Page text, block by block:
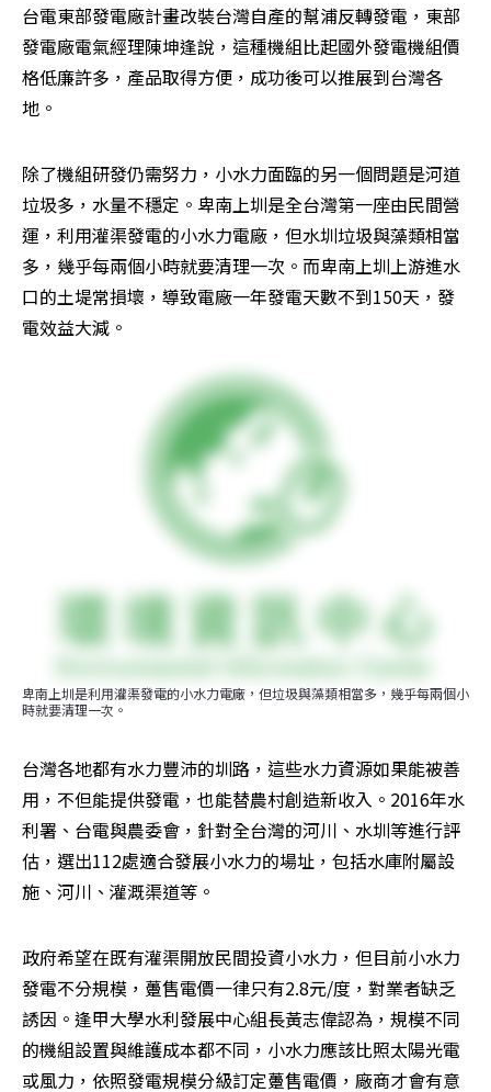
台電東部發電廠計畫改裝台灣自產的幫浦反轉發電，東部
發電廠電氣經理陳坤逢說，這種機組比起國外發電機組價
格低廉許多，產品取得方便，成功後可以推展到台灣各
地。
除了機組研發仍需努力，小水力面臨的另一個問題是河道
垃圾多，水量不穩定。卑南上圳是全台灣第一座由民間營
運，利用灌渠發電的小水力電廠，但水圳垃圾與藻類相當
多，幾乎每兩個小時就要清理一次。而卑南上圳上游進水
口的土堤常損壞，導致電廠一年發電天數不到150天，發
電效益大減。
卑南上圳是利用灌渠發電的小水力電廠，但垃圾與藻類相當多，幾乎每兩個小
時就要清理一次。
台灣各地都有水力豐沛的圳路，這些水力資源如果能被善
用，不但能提供發電，也能替農村創造新收入。2016年水
利署、台電與農委會，針對全台灣的河川、水圳等進行評
估，選出112處適合發展小水力的場址，包括水庫附屬設
施、河川、灌溉渠道等。
政府希望在既有灌渠開放民間投資小水力，但目前小水力
發電不分規模，躉售電價一律只有2.8元/度，對業者缺乏
誘因。逢甲大學水利發展中心組長黃志偉認為，規模不同
的機組設置與維護成本都不同，小水力應該比照太陽光電
或風力，依照發電規模分級訂定躉售電價，廠商才會有意